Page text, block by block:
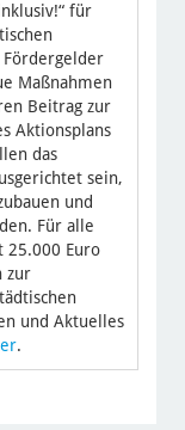
für
Maßnahmen
Beitrag zur
Aktionsplans
das
sein,
und
Für alle
25.000 Euro
zur
und Aktuelles
.